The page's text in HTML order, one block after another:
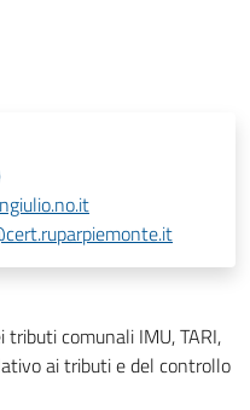
tributi comunali IMU, TARI,
ai tributi e del controllo